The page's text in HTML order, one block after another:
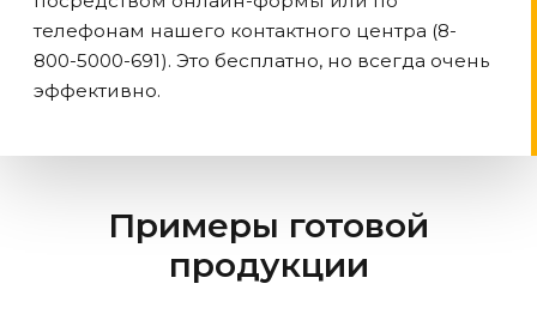
телефонам нашего контактного центра (8-
800-5000-691). Это бесплатно, но всегда очень
эффективно.
Примеры готовой
продукции